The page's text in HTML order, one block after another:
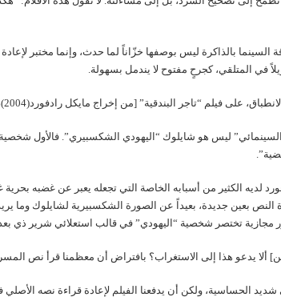
السينما بالذاكرة ليس بوصفها خزّاناً لما حدث، وإنما مختبر
في المتلقي، كجرحٍ مفتوح لا يندمل بسهولة.
فيلم “تاجر البندقية” [من إخراج مايكل رادفورد(2004)، وبطولة آل باتشينو في دور شايلوك].
ليس هو شايلوك “اليهودي الشكسبيري”. فالأول شخصية
لديه الكثير من أسبابه الخاصة التي تجعله يعبر عن غضبه
النص بعين جديدة، بعيداً عن الصورة الشكسبيرية لشايلوك وما
تختصر شخصية “اليهودي” في قالب استعلائي شرير ذي
ألا يدعو هذا إلى الاستغراب؟ بافتراض أن معظمنا قرأ نص
شديد الحساسية، ولكن أن يدفعنا الفيلم لإعادة قراءة نصه